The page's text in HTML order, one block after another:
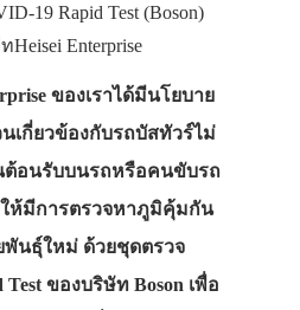
19 Rapid Test (Boson)
Enterprise
ของเราได้มีนโยบาย
เกี่ยวข้องกับรถบัสทัวร์ไม่
ต้อนรับบนรถหรือคนขับรถ
ห้มีการตรวจหาภูมิคุ้มกัน
พันธุ์ใหม่ ด้วยชุดตรวจ
Test ของบริษัท Boson เพื่อ